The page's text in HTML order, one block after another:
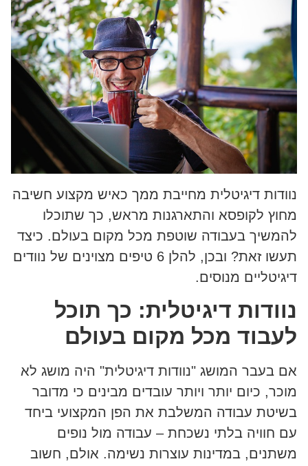
נוודות דיגיטלית מחייבת ממך כאיש מקצוע חשיבה
מחוץ לקופסא והתארגנות מראש, כך שתוכלו
להמשיך בעבודה שוטפת מכל מקום בעולם. כיצד
תעשו זאת? ובכן, להלן 6 טיפים מצוינים של נוודים
דיגיטליים מנוסים.
נוודות דיגיטלית: כך תוכל
לעבוד מכל מקום בעולם
אם בעבר המושג "נוודות דיגיטלית" היה מושג לא
מוכר, כיום יותר ויותר עובדים מבינים כי מדובר
בשיטת עבודה המשלבת את הפן המקצועי ביחד
עם חוויה בלתי נשכחת – עבודה מול נופים
משתנים, במדינות עוצרות נשימה. אולם, חשוב